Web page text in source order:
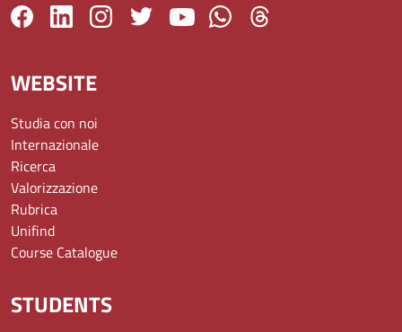
WEBSITE
Studia con noi
Internazionale
Ricerca
Valorizzazione
Rubrica
Unifind
Course Catalogue
STUDENTS